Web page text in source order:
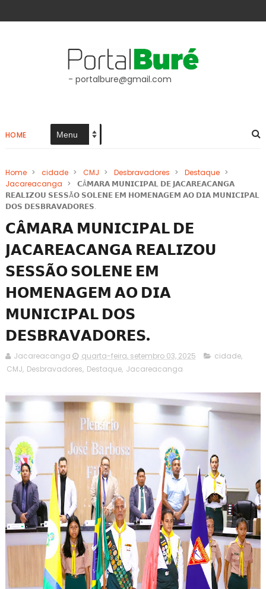
- portalbure@gmail.com
HOME
Home > cidade > CMJ > Desbravadores > Destaque >
Jacareacanga >
𝗖Â𝗠𝗔𝗥𝗔 𝗠𝗨𝗡𝗜𝗖𝗜𝗣𝗔𝗟 𝗗𝗘 𝗝𝗔𝗖𝗔𝗥𝗘𝗔𝗖𝗔𝗡𝗚𝗔
𝗥𝗘𝗔𝗟𝗜𝗭𝗢𝗨 𝗦𝗘𝗦𝗦Ã𝗢 𝗦𝗢𝗟𝗘𝗡𝗘 𝗘𝗠 𝗛𝗢𝗠𝗘𝗡𝗔𝗚𝗘𝗠 𝗔𝗢 𝗗𝗜𝗔 𝗠𝗨𝗡𝗜𝗖𝗜𝗣𝗔𝗟
𝗗𝗢𝗦 𝗗𝗘𝗦𝗕𝗥𝗔𝗩𝗔𝗗𝗢𝗥𝗘𝗦.
𝗖Â𝗠𝗔𝗥𝗔 𝗠𝗨𝗡𝗜𝗖𝗜𝗣𝗔𝗟 𝗗𝗘
𝗝𝗔𝗖𝗔𝗥𝗘𝗔𝗖𝗔𝗡𝗚𝗔 𝗥𝗘𝗔𝗟𝗜𝗭𝗢𝗨
𝗦𝗘𝗦𝗦Ã𝗢 𝗦𝗢𝗟𝗘𝗡𝗘 𝗘𝗠
𝗛𝗢𝗠𝗘𝗡𝗔𝗚𝗘𝗠 𝗔𝗢 𝗗𝗜𝗔
𝗠𝗨𝗡𝗜𝗖𝗜𝗣𝗔𝗟 𝗗𝗢𝗦
𝗗𝗘𝗦𝗕𝗥𝗔𝗩𝗔𝗗𝗢𝗥𝗘𝗦.
Jacareacanga quarta-feira, setembro 03, 2025 cidade,
CMJ, Desbravadores, Destaque, Jacareacanga